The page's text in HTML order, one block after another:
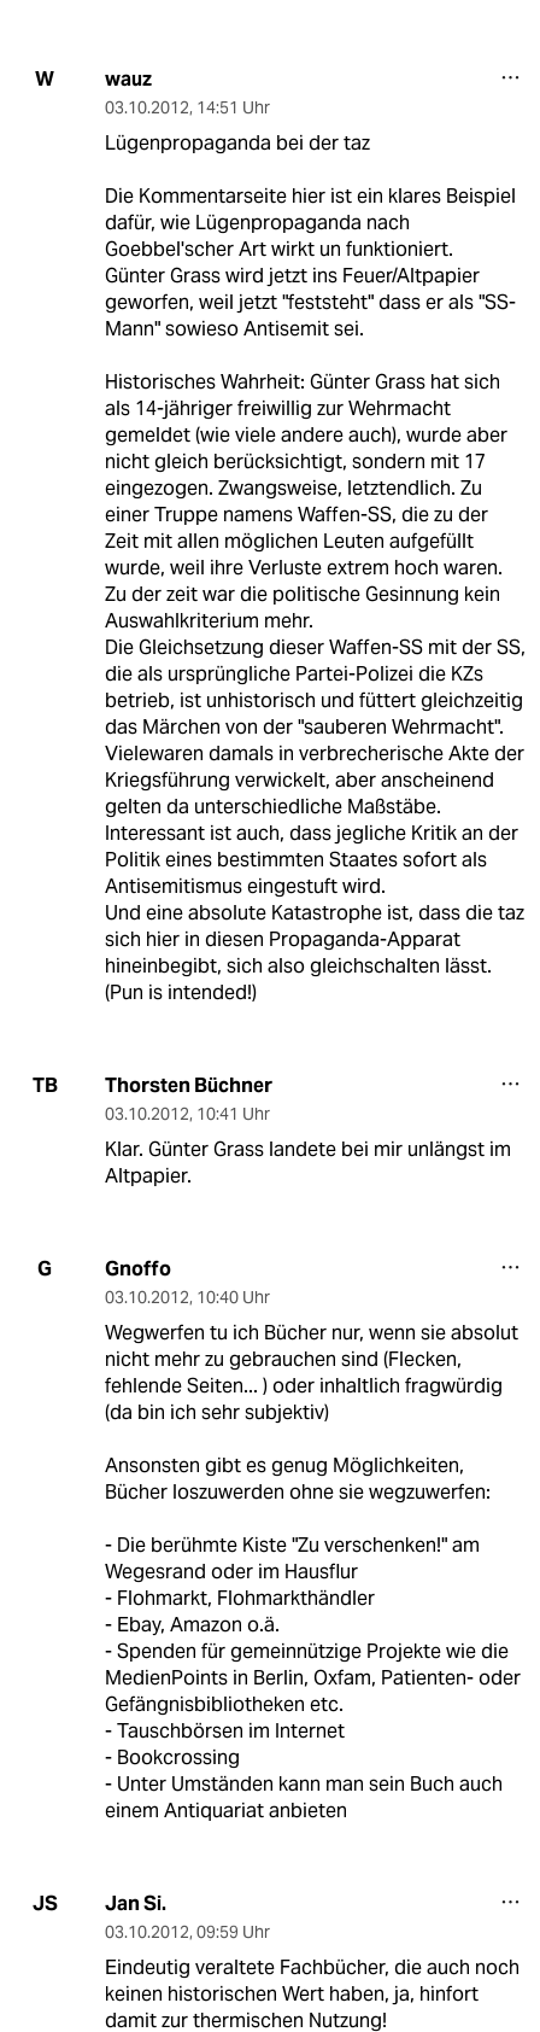
W wauz
03.10.2012, 14:51 Uhr
Lügenpropaganda bei der taz
Die Kommentarseite hier ist ein klares Beispiel
dafür, wie Lügenpropaganda nach
Goebbel'scher Art wirkt un funktioniert.
Günter Grass wird jetzt ins Feuer/Altpapier
geworfen, weil jetzt "feststeht" dass er als "SS-
Mann" sowieso Antisemit sei.
Historisches Wahrheit: Günter Grass hat sich
als 14-jähriger freiwillig zur Wehrmacht
gemeldet (wie viele andere auch), wurde aber
nicht gleich berücksichtigt, sondern mit 17
eingezogen. Zwangsweise, letztendlich. Zu
einer Truppe namens Waffen-SS, die zu der
Zeit mit allen möglichen Leuten aufgefüllt
wurde, weil ihre Verluste extrem hoch waren.
Zu der zeit war die politische Gesinnung kein
Auswahlkriterium mehr.
Die Gleichsetzung dieser Waffen-SS mit der SS,
die als ursprüngliche Partei-Polizei die KZs
betrieb, ist unhistorisch und füttert gleichzeitig
das Märchen von der "sauberen Wehrmacht".
Vielewaren damals in verbrecherische Akte der
Kriegsführung verwickelt, aber anscheinend
gelten da unterschiedliche Maßstäbe.
Interessant ist auch, dass jegliche Kritik an der
Politik eines bestimmten Staates sofort als
Antisemitismus eingestuft wird.
Und eine absolute Katastrophe ist, dass die taz
sich hier in diesen Propaganda-Apparat
hineinbegibt, sich also gleichschalten lässt.
(Pun is intended!)
TB Thorsten Büchner
03.10.2012, 10:41 Uhr
Klar. Günter Grass landete bei mir unlängst im
Altpapier.
G Gnoffo
03.10.2012, 10:40 Uhr
Wegwerfen tu ich Bücher nur, wenn sie absolut
nicht mehr zu gebrauchen sind (Flecken,
fehlende Seiten... ) oder inhaltlich fragwürdig
(da bin ich sehr subjektiv)
Ansonsten gibt es genug Möglichkeiten,
Bücher loszuwerden ohne sie wegzuwerfen:
- Die berühmte Kiste "Zu verschenken!" am
Wegesrand oder im Hausflur
- Flohmarkt, Flohmarkthändler
- Ebay, Amazon o.ä.
- Spenden für gemeinnützige Projekte wie die
MedienPoints in Berlin, Oxfam, Patienten- oder
Gefängnisbibliotheken etc.
- Tauschbörsen im Internet
- Bookcrossing
- Unter Umständen kann man sein Buch auch
einem Antiquariat anbieten
JS Jan Si.
03.10.2012, 09:59 Uhr
Eindeutig veraltete Fachbücher, die auch noch
keinen historischen Wert haben, ja, hinfort
damit zur thermischen Nutzung!